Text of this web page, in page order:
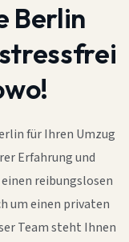
Berlin
für Ihren Umzug
Erfahrung und
reibungslosen
um einen privaten
Team steht Ihnen